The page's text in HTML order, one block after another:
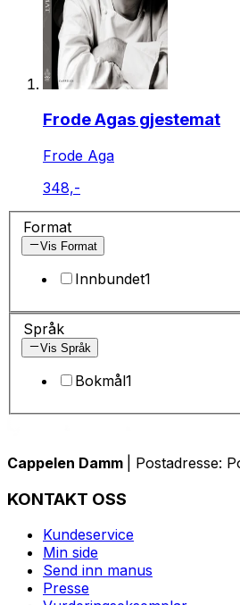
Frode Agas gjestemat
Frode Aga
348,-
Format
Vis Format
Innbundet1
Språk
Vis Språk
Bokmål1
Cappelen Damm | Postadresse:
KONTAKT OSS
Kundeservice
Min side
Send inn manus
Presse